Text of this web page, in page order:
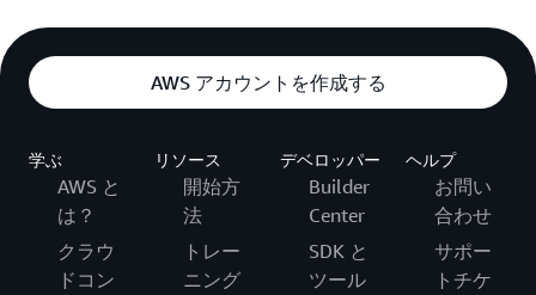
AWS アカウントを作成する
学ぶ
AWS と
は？
クラウ
ドコン
リソース
開始方
法
トレー
ニング
デベロッパー
Builder
Center
SDK と
ツール
ヘルプ
お問い
合わせ
サポー
トチケ